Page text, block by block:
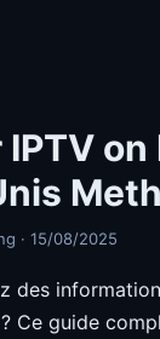
on
· 15/08/2025
des
? Ce guide